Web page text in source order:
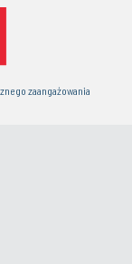
zaangażowania